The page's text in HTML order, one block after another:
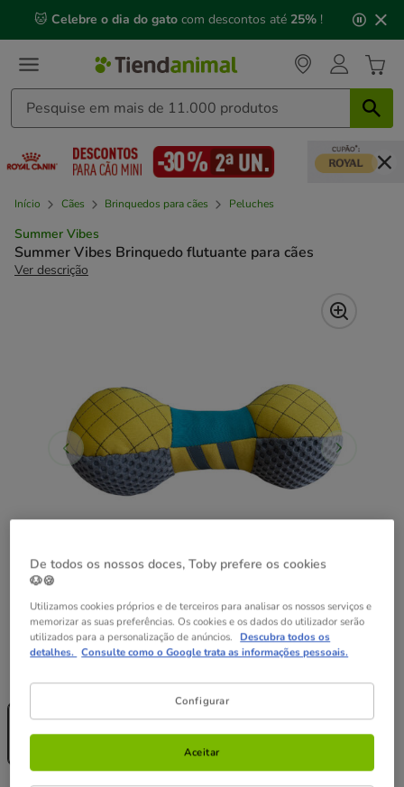
mensagem,
🐱 Celebre o dia do gato com descontos até 25% !
Início Cães Brinquedos para cães Peluches
Summer Vibes
Summer Vibes Brinquedo flutuante para cães
Ver descrição
1 ud.
6.99€
De todos os nossos doces, Toby prefere os cookies
🐶🍪
Utilizamos cookies próprios e de terceiros para analisar os nossos serviços e
memorizar as suas preferências. Os cookies e os dados do utilizador serão
utilizados para a personalização de anúncios. Descubra todos os
detalhes. Consulte como o Google trata as informações pessoais.
Configurar
Aceitar